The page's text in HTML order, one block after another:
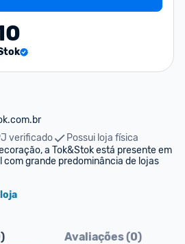
verificado
Possui loja física
a Tok&Stok está presente em
com grande predominância de lojas
) Avaliações (0)